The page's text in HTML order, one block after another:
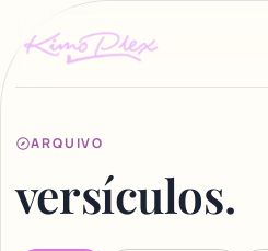
ARQUIVO
versículos.